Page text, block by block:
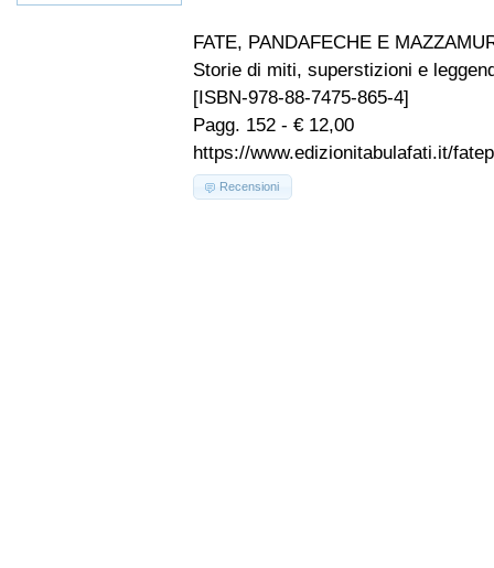
FATE, PANDAFECHE E
Storie di miti, superstizioni e
[ISBN-978-88-7475-865-4]
Pagg. 152 - € 12,00
https://www.edizionitabulafati.it/
Recensioni